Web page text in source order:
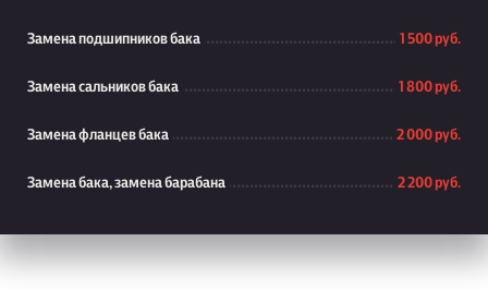
Замена подшипников бака 1 500 руб.
Замена сальников бака 1 800 руб.
Замена фланцев бака 2 000 руб.
Замена бака, замена барабана 2 200 руб.